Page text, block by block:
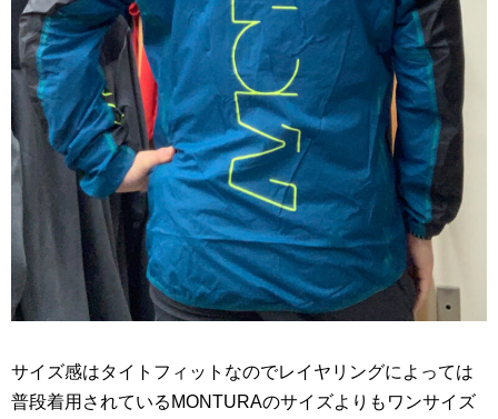
サイズ感はタイトフィットなのでレイヤリングによっては
普段着用されているMONTURAのサイズよりもワンサイズ